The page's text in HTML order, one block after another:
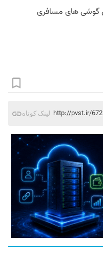
گوشی های مسافری
لینک کوتاه http://pvst.ir/672